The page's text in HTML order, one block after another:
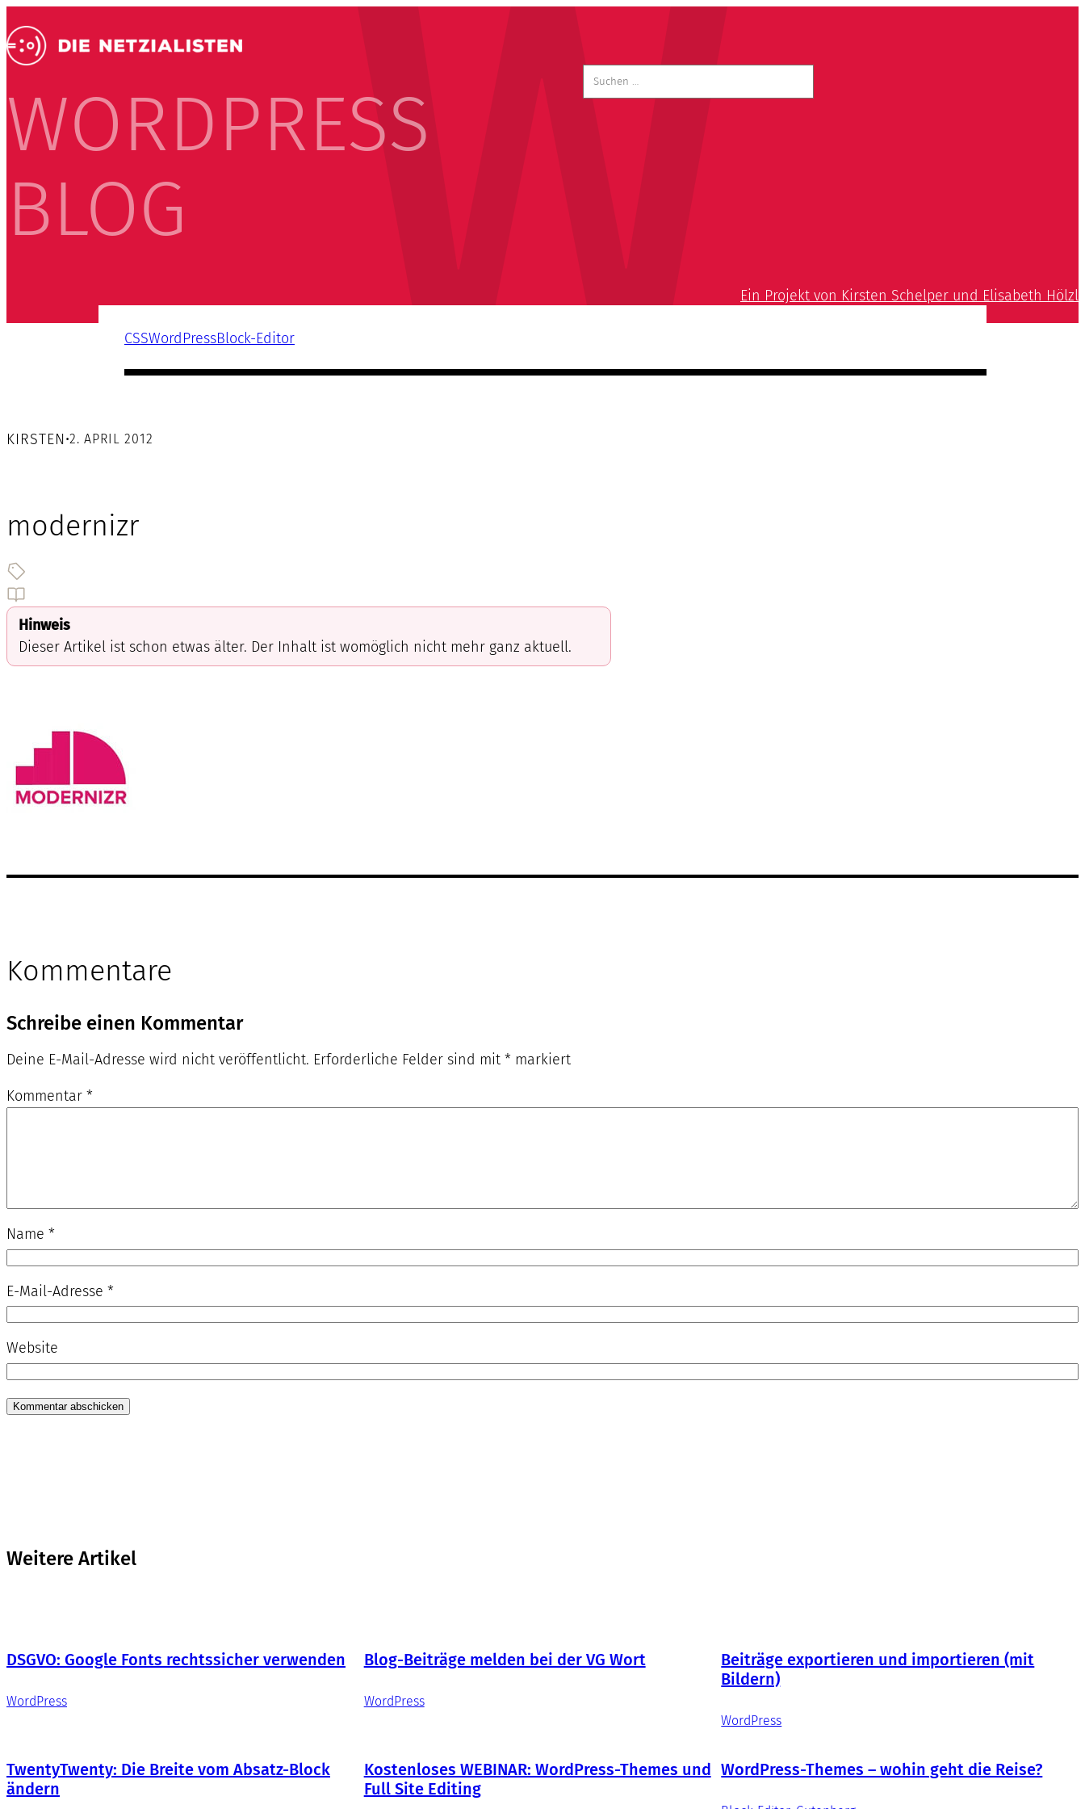
WORDPRESS
BLOG
nach:
Ein Projekt von Kirsten Schelper und Elisabeth Hölzl
CSSWordPressBlock-Editor
KIRSTEN•2. APRIL 2012
modernizr
Hinweis
Dieser Artikel ist schon etwas älter. Der Inhalt ist womöglich nicht mehr ganz aktuell.
Kommentare
Schreibe einen Kommentar
Deine E-Mail-Adresse wird nicht veröffentlicht. Erforderliche Felder sind mit * markiert
Kommentar *
Name *
E-Mail-Adresse *
Website
Weitere Artikel
DSGVO: Google Fonts rechtssicher verwenden
WordPress
Blog-Beiträge melden bei der VG Wort
WordPress
Beiträge exportieren und importieren (mit
Bildern)
WordPress
TwentyTwenty: Die Breite vom Absatz-Block
ändern
Kostenloses WEBINAR: WordPress-Themes und
Full Site Editing
WordPress-Themes – wohin geht die Reise?